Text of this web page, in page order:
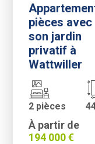
pièces avec
son jardin
privatif à
Wattwiller
2 pièces
À partir de
194 000 €